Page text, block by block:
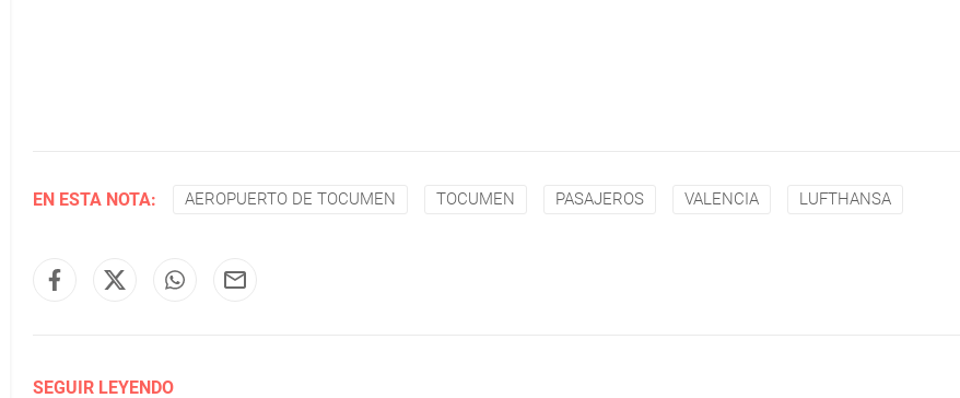
EN ESTA NOTA: AEROPUERTO DE TOCUMEN TOCUMEN PASAJEROS VALENCIA LUFTHANSA
SEGUIR LEYENDO